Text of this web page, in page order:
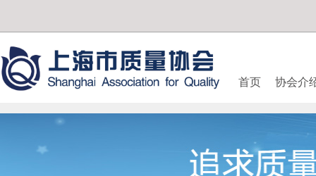
首页 协会介